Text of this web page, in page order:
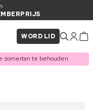
WORD LID
zomertan te behouden